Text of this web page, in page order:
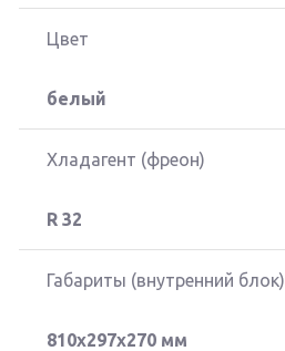
Цвет
белый
Хладагент (фреон)
R 32
Габариты (внутренний блок)
810x297x270 мм